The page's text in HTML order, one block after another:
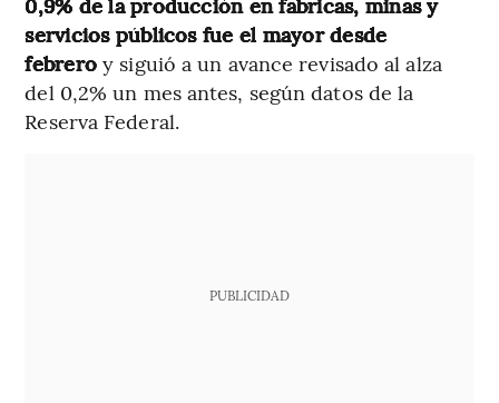
servicios públicos fue el mayor desde
febrero y siguió a un avance revisado al alza
del 0,2% un mes antes, según datos de la
Reserva Federal.
PUBLICIDAD